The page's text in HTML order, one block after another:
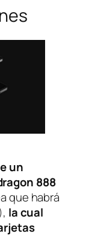
un
888
que habrá
la cual